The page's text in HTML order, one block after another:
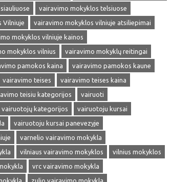
vairavimo mokyklos telsiuose
Vilniuje
vairavimo mokyklos vilniuje atsiliepimai
mokyklos vilniuje kainos
mokyklos vilnius
vairavimo mokyklų reitingai
pamokos kaina
vairavimo pamokos kaune
vairavimo teises
vairavimo teises kaina
teisiu kategorijos
vairuoti
vairuotojų kategorijos
vairuotoju kursai
vairuotoju kursai panevezyje
varnelio vairavimo mokykla
vilniaus vairavimo mokyklos
vilnius mokyklos
vrc vairavimo mokykla
zulio vairavimo mokykla